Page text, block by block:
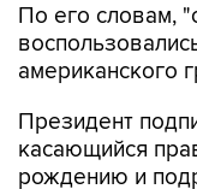
По его словам,
американского
Президент
касающийся
рождению и